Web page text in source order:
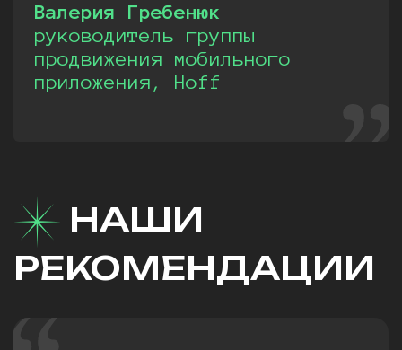
Валерия Гребенюк
руководитель группы
продвижения мобильного
приложения, Hoff
НАШИ
РЕКОМЕНДАЦИИ